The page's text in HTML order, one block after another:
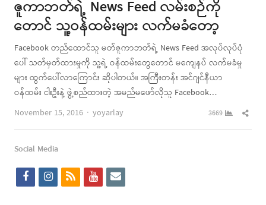
ဇူကာဘတ်ရဲ့ News Feed လမ်းစဉ်ကို
တောင် သူ့ဝန်ထမ်းများ လက်မခံတော့
Facebook တည်ထောင်သူ မတ်ဇူကာဘတ်ရဲ့ News Feed အလုပ်လုပ်ပုံ
ပေါ် သတ်မှတ်ထားမှုကို သူ့ရဲ့ ဝန်ထမ်းတွေတောင် မကျေနပ် လက်မခံမှု
များ ထွက်ပေါ်လာကြောင်း ဆိုပါတယ်။ အကြီးတန်း အင်ဂျင်နီယာ
ဝန်ထမ်း ငါးဦးနဲ့ ဖွဲ့စည်ထားတဲ့ အမည်မဖော်လိုသူ Facebook…
November 15, 2016
Author
yoyarlay 3669
Social Media
f
i
r
y
e